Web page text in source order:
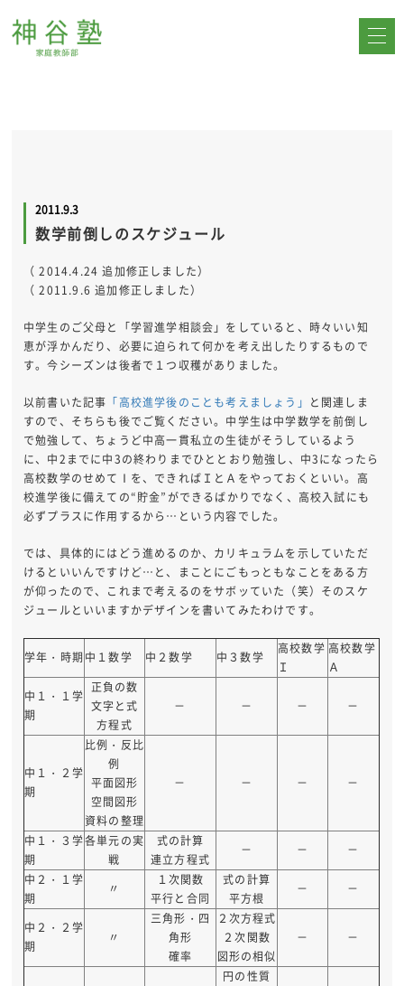
2011.9.3
数学前倒しのスケジュール
（ 2014.4.24 追加修正しました）
（ 2011.9.6 追加修正しました）
中学生のご父母と「学習進学相談会」をしていると、時々いい知
恵が浮かんだり、必要に迫られて何かを考え出したりするもので
す。今シーズンは後者で１つ収穫がありました。
以前書いた記事 「高校進学後のことも考えましょう」 と関連しま
すので、そちらも後でご覧ください。中学生は中学数学を前倒し
で勉強して、ちょうど中高一貫私立の生徒がそうしているよう
に、中2までに中3の終わりまでひととおり勉強し、中3になったら
高校数学のせめてⅠを、できればＩとＡをやっておくといい。高
校進学後に備えての“貯金”ができるばかりでなく、高校入試にも
必ずプラスに作用するから…という内容でした。
では、具体的にはどう進めるのか、カリキュラムを示していただ
けるといいんですけど…と、まことにごもっともなことをある方
が仰ったので、これまで考えるのをサボッていた（笑）そのスケ
ジュールといいますかデザインを書いてみたわけです。
学年・時期 中１数学 中２数学 中３数学
高校数学
Ｉ
高校数学
Ａ
中１・１学
期
正負の数
文字と式
方程式
－ － － －
中１・２学
期
比例・反比
例
平面図形
空間図形
資料の整理
－ － － －
中１・３学
期
各単元の実
戦
式の計算
連立方程式
－ －
－
中２・１学
期
〃
１次関数
平行と合同
式の計算
平方根
－ －
中２・２学
期
〃
三角形・四
角形
確率
２次方程式
２次関数
図形の相似
－ －
円の性質